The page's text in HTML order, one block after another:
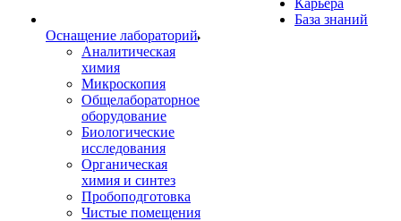
Оснащение лабораторий
Аналитическая
химия
Микроскопия
Общелабораторное
оборудование
Биологические
исследования
Органическая
химия и синтез
Пробоподготовка
Чистые помещения
Карьера
База знаний